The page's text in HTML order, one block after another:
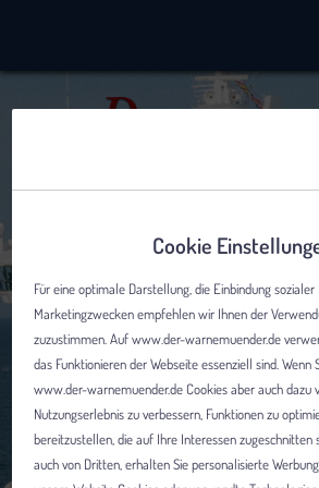
Cookie
Für eine optimale Darstellung, die Einbindung sozialer
Marketingzwecken empfehlen wir Ihnen der
zuzustimmen. Auf www.der-warnemuender.de
das Funktionieren der Webseite essenziell sind. Wenn
www.der-warnemuender.de Cookies aber auch dazu
Nutzungserlebnis zu verbessern, Funktionen zu
bereitzustellen, die auf Ihre Interessen zugeschnitten
auch von Dritten, erhalten Sie personalisierte